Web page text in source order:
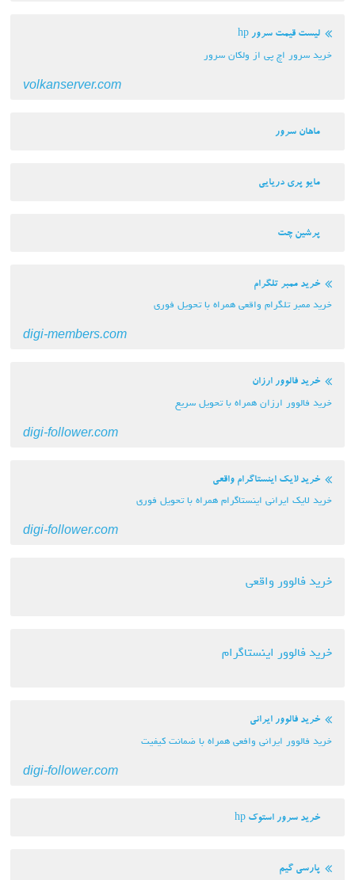
لیست قیمت سرور hp
خرید سرور اچ پی از ولکان سرور
volkanserver.com
ماهان سرور
مایو پری دریایی
پرشین چت
خرید ممبر تلگرام
خرید ممبر تلگرام واقعی همراه با تحویل فوری
digi-members.com
خرید فالوور ارزان
خرید فالوور ارزان همراه با تحویل سریع
digi-follower.com
خرید لایک اینستاگرام واقعی
خرید لایک ایرانی اینستاگرام همراه با تحویل فوری
digi-follower.com
خرید فالوور واقعی
خرید فالوور اینستاگرام
خرید فالوور ایرانی
خرید فالوور ایرانی وافعی همراه با ضمانت کیفیت
digi-follower.com
خرید سرور استوک hp
پارسی گیم